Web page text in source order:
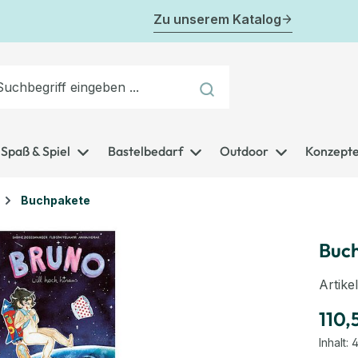
Zu unserem Katalog
Spaß & Spiel Bastelbedarf Outdoor
Buchpakete
Inhalt: